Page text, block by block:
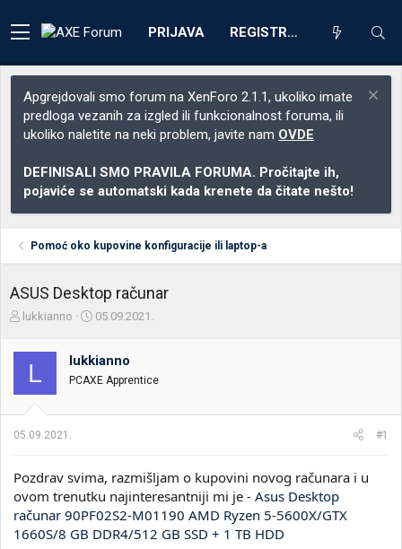
PRIJAVA REGISTRACIJA
Apgrejdovali smo forum na XenForo 2.1.1, ukoliko imate
predloga vezanih za izgled ili funkcionalnost foruma, ili
ukoliko naletite na neki problem, javite nam OVDE
DEFINISALI SMO PRAVILA FORUMA. Pročitajte ih,
pojaviće se automatski kada krenete da čitate nešto!
Pomoć oko kupovine konfiguracije ili laptop-a
ASUS Desktop računar
Z
n
i
k
m
e
lukkianno
D
u
m
o
t
a
n
a
05.09.2021.
L lukkianno
PCAXE Apprentice
05.09.2021. #1
Pozdrav svima, razmišljam o kupovini novog računara i u
ovom trenutku najinteresantniji mi je - Asus Desktop
računar 90PF02S2-M01190 AMD Ryzen 5-5600X/GTX
1660S/8 GB DDR4/512 GB SSD + 1 TB HDD